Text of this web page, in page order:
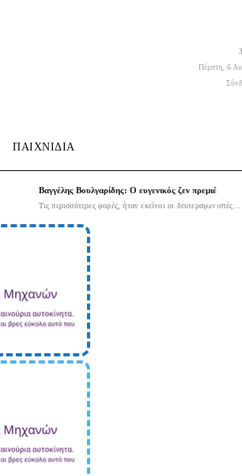
Πέμπτη, 6
ΠΑΙΧΝΙΔΙΑ
Βαγγέλης Βουλγαρίδης: Ο ευγενικός ζεν πρεμιέ
Τις περισσότερες φορές, ήταν εκείνοι οι δευτεραγωνιστές...